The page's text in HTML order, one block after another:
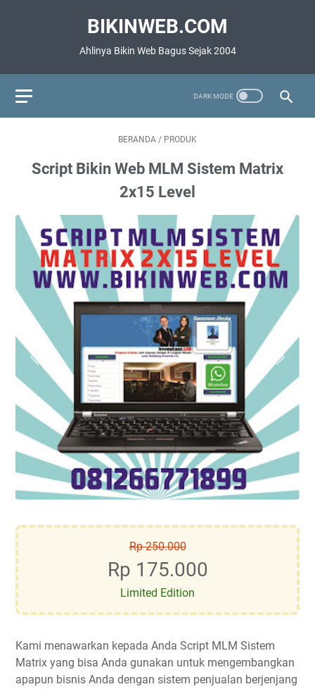
BIKINWEB.COM
Ahlinya Bikin Web Bagus Sejak 2004
BERANDA / PRODUK
Script Bikin Web MLM Sistem Matrix
2x15 Level
Rp 250.000
Rp 175.000
Limited Edition
Kami menawarkan kepada Anda Script MLM Sistem
Matrix yang bisa Anda gunakan untuk mengembangkan
apapun bisnis Anda dengan sistem penjualan berjenjang